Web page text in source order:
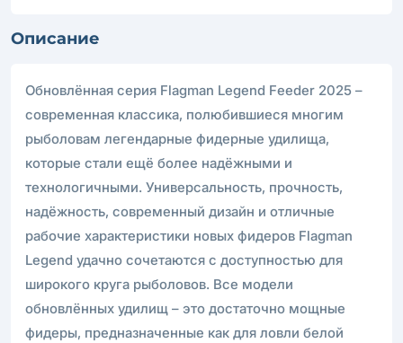
Описание
Обновлённая серия Flagman Legend Feeder 2025 –
современная классика, полюбившиеся многим
рыболовам легендарные фидерные удилища,
которые стали ещё более надёжными и
технологичными. Универсальность, прочность,
надёжность, современный дизайн и отличные
рабочие характеристики новых фидеров Flagman
Legend удачно сочетаются с доступностью для
широкого круга рыболовов. Все модели
обновлённых удилищ – это достаточно мощные
фидеры, предназначенные как для ловли белой